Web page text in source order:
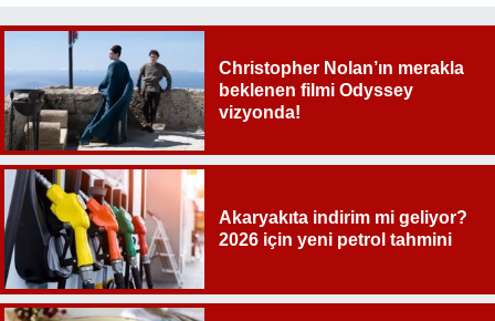
Christopher Nolan’ın merakla
beklenen filmi Odyssey
vizyonda!
Akaryakıta indirim mi geliyor?
2026 için yeni petrol tahmini